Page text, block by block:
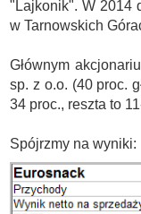
"Lajkonik". W 2014
w Tarnowskich
Głównym
sp. z o.o. (40 proc.
34 proc., reszta to
Spójrzmy na wyniki: